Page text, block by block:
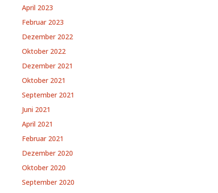
April 2023
Februar 2023
Dezember 2022
Oktober 2022
Dezember 2021
Oktober 2021
September 2021
Juni 2021
April 2021
Februar 2021
Dezember 2020
Oktober 2020
September 2020